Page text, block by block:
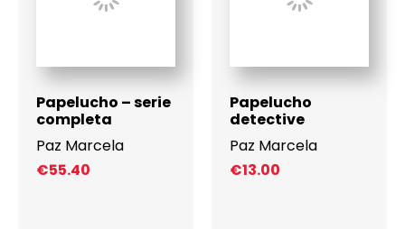
Papelucho – serie
completa
Paz Marcela
€55.40
Papelucho
detective
Paz Marcela
€13.00